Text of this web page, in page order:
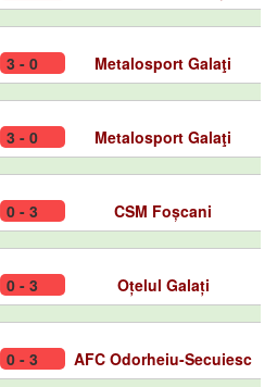
3 - 0 Metalosport Galaţi
3 - 0 Metalosport Galaţi
0 - 3 CSM Foșcani
0 - 3 Oțelul Galați
0 - 3 AFC Odorheiu-Secuiesc